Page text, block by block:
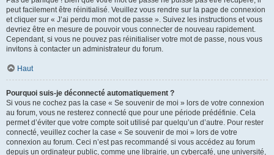
peut facilement être réinitialisé. Veuillez vous rendre sur la page de connexion
et cliquer sur « J’ai perdu mon mot de passe ». Suivez les instructions et vous
devriez être en mesure de pouvoir vous connecter de nouveau rapidement.
Cependant, si vous ne pouvez pas réinitialiser votre mot de passe, nous vous
invitons à contacter un administrateur du forum.
Haut
Pourquoi suis-je déconnecté automatiquement ?
Si vous ne cochez pas la case « Se souvenir de moi » lors de votre connexion
au forum, vous ne resterez connecté que pour une période prédéfinie. Cela
permet d’éviter que votre compte soit utilisé par quelqu’un d’autre. Pour rester
connecté, veuillez cocher la case « Se souvenir de moi » lors de votre
connexion au forum. Ceci n’est pas recommandé si vous accédez au forum
depuis un ordinateur public, comme une librairie, un cybercafé, une université,